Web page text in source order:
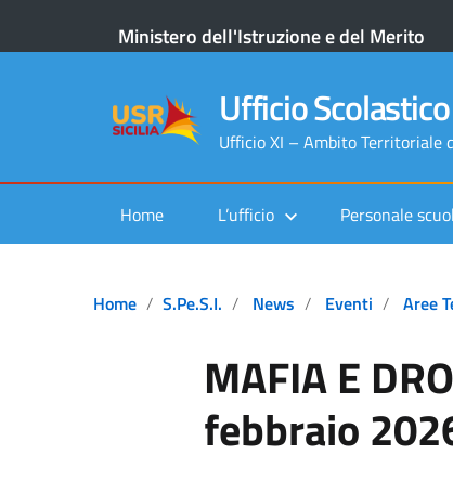
Ministero dell'Istruzione e del Merito
Ufficio
Ufficio XI – Ambito Territoriale
Home L’ufficio Personale
Home S.Pe.S.I. News Eventi Aree
MAFIA E
febbraio